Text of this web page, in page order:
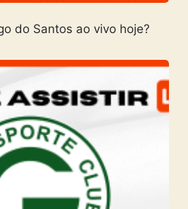
do Santos ao vivo hoje?